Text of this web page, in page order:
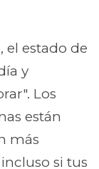
el estado de
y
Los
están
más
si tus